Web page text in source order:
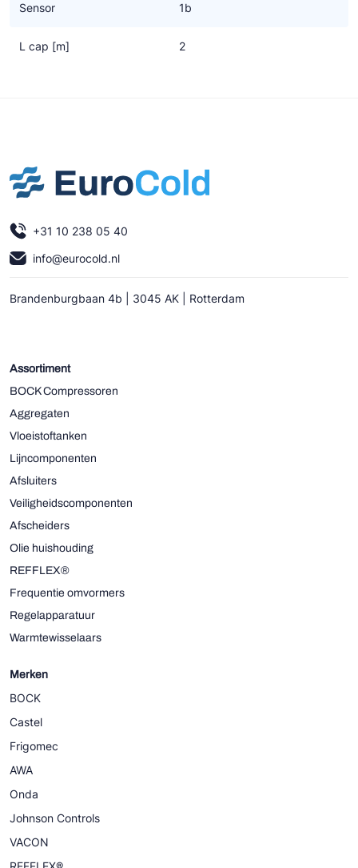
Sensor 1b
L cap [m] 2
+31 10 238 05 40
info@eurocold.nl
Brandenburgbaan 4b | 3045 AK | Rotterdam
Assortiment
BOCK Compressoren
Aggregaten
Vloeistoftanken
Lijncomponenten
Afsluiters
Veiligheidscomponenten
Afscheiders
Olie huishouding
REFFLEX®
Frequentie omvormers
Regelapparatuur
Warmtewisselaars
Merken
BOCK
Castel
Frigomec
AWA
Onda
Johnson Controls
VACON